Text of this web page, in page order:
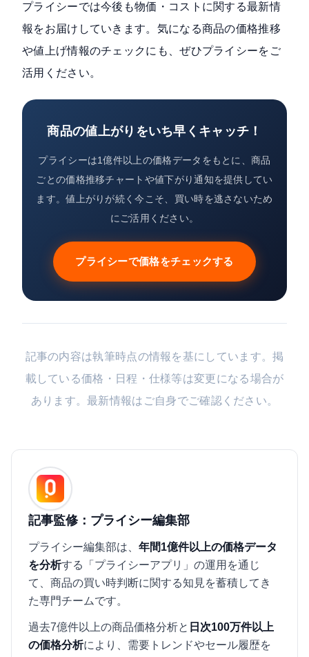
プライシーでは今後も物価・コストに関する最新情
報をお届けしていきます。気になる商品の価格推移
や値上げ情報のチェックにも、ぜひプライシーをご
活用ください。
商品の値上がりをいち早くキャッチ！
プライシーは1億件以上の価格データをもとに、商品
ごとの価格推移チャートや値下がり通知を提供してい
ます。値上がりが続く今こそ、買い時を逃さないため
にご活用ください。
プライシーで価格をチェックする
記事の内容は執筆時点の情報を基にしています。掲
載している価格・日程・仕様等は変更になる場合が
あります。最新情報はご自身でご確認ください。
記事監修：プライシー編集部
プライシー編集部は、 年間1億件以上の価格データ
を分析する「プライシーアプリ」の運用を通じ
て、商品の買い時判断に関する知見を蓄積してき
た専門チームです。
過去7億件以上の商品価格分析と 日次100万件以上
の価格分析により、需要トレンドやセール履歴を